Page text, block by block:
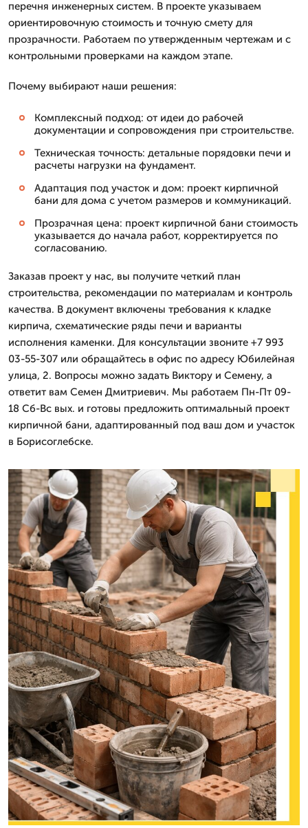
перечня инженерных систем. В проекте указываем
ориентировочную стоимость и точную смету для
прозрачности. Работаем по утвержденным чертежам и с
контрольными проверками на каждом этапе.
Почему выбирают наши решения:
Комплексный подход: от идеи до рабочей
документации и сопровождения при строительстве.
Техническая точность: детальные порядовки печи и
расчеты нагрузки на фундамент.
Адаптация под участок и дом: проект кирпичной
бани для дома с учетом размеров и коммуникаций.
Прозрачная цена: проект кирпичной бани стоимость
указывается до начала работ, корректируется по
согласованию.
Заказав проект у нас, вы получите четкий план
строительства, рекомендации по материалам и контроль
качества. В документ включены требования к кладке
кирпича, схематические ряды печи и варианты
исполнения каменки. Для консультации звоните +7 993
03-55-307 или обращайтесь в офис по адресу Юбилейная
улица, 2. Вопросы можно задать Виктору и Семену, а
ответит вам Семен Дмитриевич. Мы работаем Пн-Пт 09-
18 Сб-Вс вых. и готовы предложить оптимальный проект
кирпичной бани, адаптированный под ваш дом и участок
в Борисоглебске.